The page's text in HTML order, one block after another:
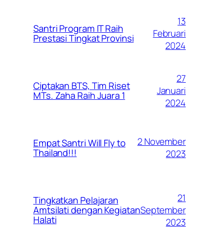
Santri Program IT Raih
Prestasi Tingkat Provinsi
13
Februari
2024
Ciptakan BTS, Tim Riset
MTs. Zaha Raih Juara 1
27
Januari
2024
Empat Santri Will Fly to
Thailand!!!
2 November
2023
Tingkatkan Pelajaran
Amtsilati dengan Kegiatan
Halati
21
September
2023